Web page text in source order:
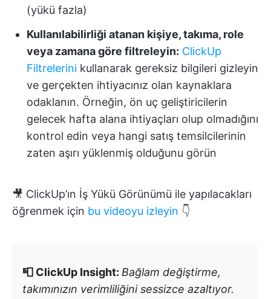
(yükü fazla)
Kullanılabilirliği atanan kişiye, takıma, role
veya zamana göre filtreleyin: ClickUp
Filtrelerini kullanarak gereksiz bilgileri gizleyin
ve gerçekten ihtiyacınız olan kaynaklara
odaklanın. Örneğin, ön uç geliştiricilerin
gelecek hafta alana ihtiyaçları olup olmadığını
kontrol edin veya hangi satış temsilcilerinin
zaten aşırı yüklenmiş olduğunu görün
🎥 ClickUp’ın İş Yükü Görünümü ile yapılacakları
öğrenmek için bu videoyu izleyin 👇
📮 ClickUp Insight: Bağlam değiştirme,
takımınızın verimliliğini sessizce azaltıyor.